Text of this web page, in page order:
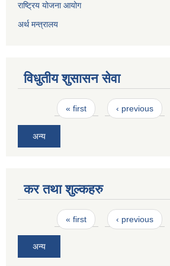
राष्ट्रिय योजना आयोग
अर्थ मन्त्रालय
विधुतीय शुसासन सेवा
Pages« first ‹ previous
अन्य
कर तथा शुल्कहरु
Pages« first ‹ previous
अन्य